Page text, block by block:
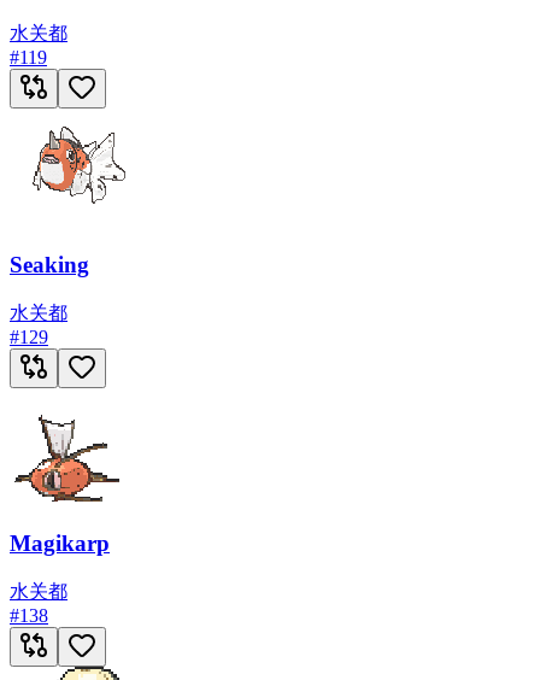
水关都
#119
Seaking
水关都
#129
Magikarp
水关都
#138